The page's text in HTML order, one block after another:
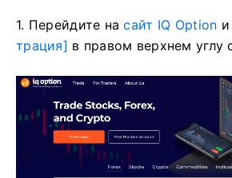
1. Перейдите насайт IQ Option
трация] в правом верхнем углу